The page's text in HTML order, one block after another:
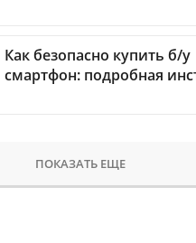
Как безопасно купить б/у
смартфон: подробная
ПОКАЗАТЬ ЕЩЕ